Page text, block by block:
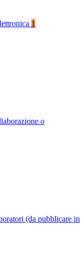
1
o
(da pubblicare in